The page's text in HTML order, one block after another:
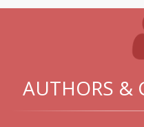
AUTHORS &